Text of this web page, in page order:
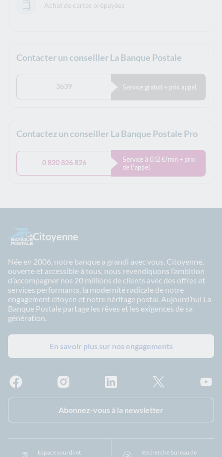
Achat de cartes prépayées
Contacter un conseiller La Banque Postale
3639 Service gratuit + prix appel
Contactez un conseiller La Banque Postale Pro
0 820 826 826
Service à 0.12 €/min + prix
de l’appel
Citoyenne
Née en 2006, notre banque a grandi avec vous. Citoyenne,
ouverte et accessible à tous, nous revendiquons l’ambition
d’accompagner nos 20 millions de clients avec des offres et
services performants, la modernité radicale de notre
engagement citoyen et notre héritage postal. Aujourd’hui La
Banque Postale partage les rêves et les exigences de sa
génération.
En savoir plus sur nos engagements
Abonnez-vous à la newsletter
Espace sourds et
Recherche bureau de